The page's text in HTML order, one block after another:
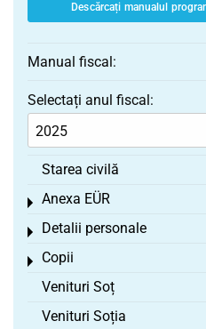
Descărcați manualul
Manual fiscal:
Selectați anul fiscal:
Starea civilă
Anexa EÜR
Toggle menu
Detalii personale
Toggle menu
Copii
Toggle menu
Venituri Soț
Venituri Soția